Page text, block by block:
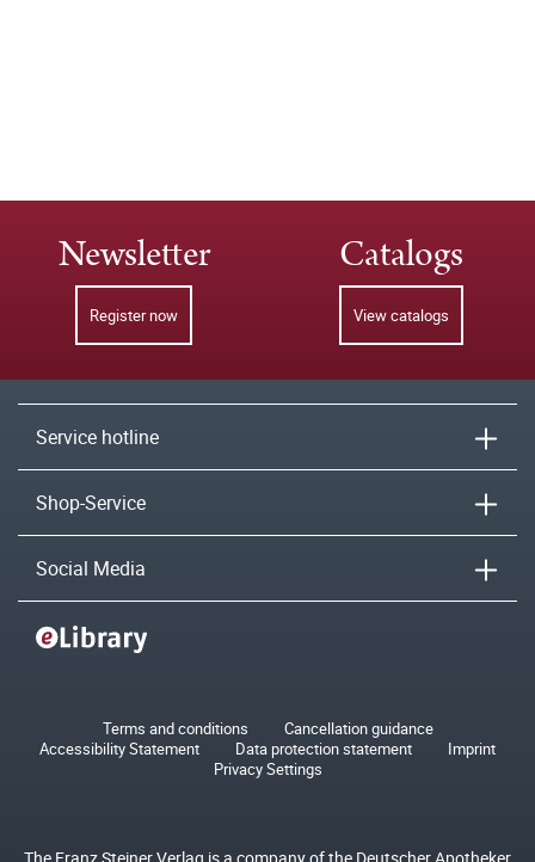
Newsletter
Register now
Catalogs
View catalogs
Service hotline
Shop-Service
Social Media
Terms and conditions
Cancellation guidance
Accessibility Statement
Data protection statement
Imprint
Privacy Settings